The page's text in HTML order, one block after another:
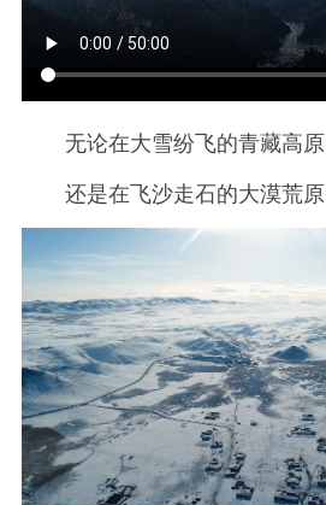
无论在大雪纷飞的青藏高原
还是在飞沙走石的大漠荒原